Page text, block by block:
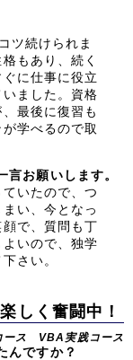
ツ続けられま
もあり、続く
に仕事に役立
ました。資格
最後に復習も
学べるので取
言お願いします。
いたので、つ
い、今となっ
で、質問も丁
いので、独学
さい。
しく奮闘中！
ース VBA実践コース
んですか？